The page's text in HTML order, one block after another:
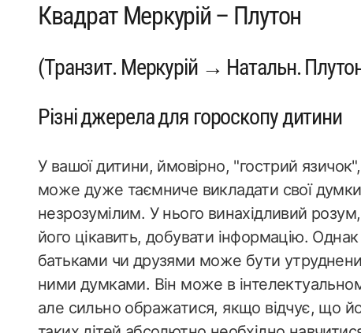
Квадрат Меркурій – Плутон
(Транзит. Меркурій → Натальн.
Різні джерела для гороскопу дитини
У вашої дитини, ймовірно, "гострий
може дуже таємниче викладати свої
незрозумілим. У нього винахідливий
його цікавить, добувати інформацію.
батьками чи друзями може бути
ними думками. Він може в
але сильно ображатися, якщо відчує, що